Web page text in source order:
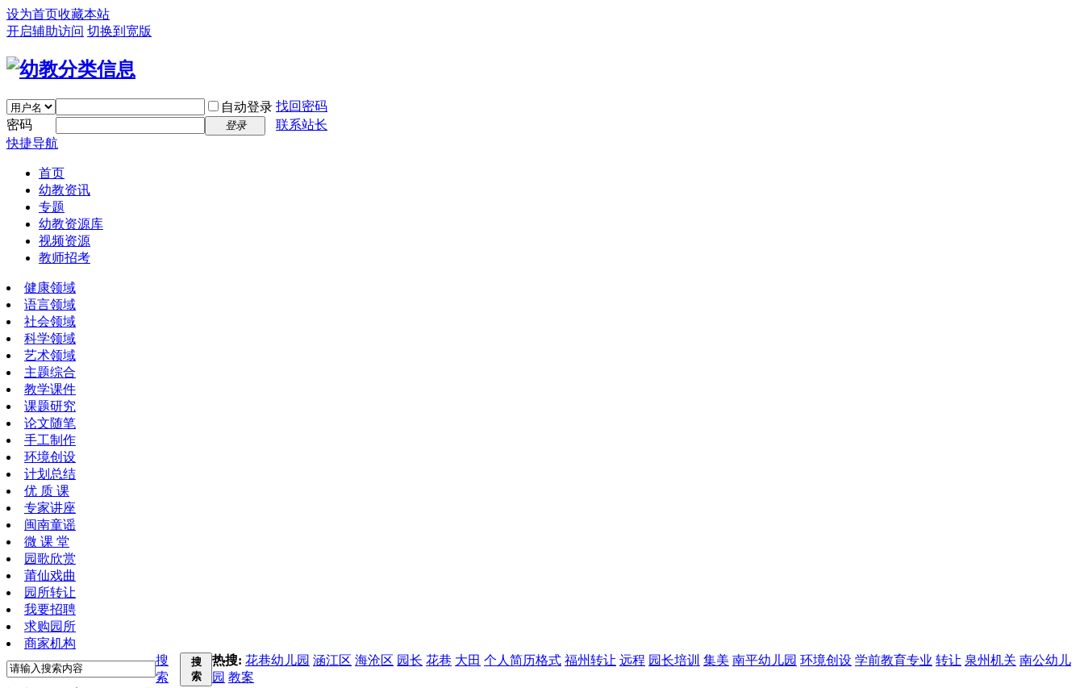
设为首页收藏本站
开启辅助访问 切换到宽版
自动登录 找回密码
密码
登录
联系站长
快捷导航
首页
幼教资讯
专题
幼教资源库
视频资源
教师招考
健康领域
语言领域
社会领域
科学领域
艺术领域
主题综合
教学课件
课题研究
论文随笔
手工制作
环境创设
计划总结
优 质 课
专家讲座
闽南童谣
微 课 堂
园歌欣赏
莆仙戏曲
园所转让
我要招聘
求购园所
商家机构
搜
索
搜
索
热搜: 花巷幼儿园 涵江区 海沧区 园长 花巷 大田 个人简历格式 福州转让 远程 园长培训 集美 南平幼儿园 环境创设 学前教育专业 转让 泉州机关 南公幼儿
园 教案